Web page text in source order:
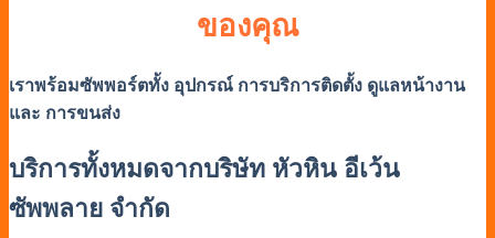
ของคุณ
เราพร้อมซัพพอร์ตทั้ง อุปกรณ์ การบริการติดตั้ง ดูแลหน้างาน
และ การขนส่ง
บริการทั้งหมดจากบริษัท หัวหิน อีเว้น
ซัพพลาย จำกัด